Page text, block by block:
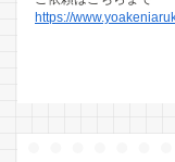
https://